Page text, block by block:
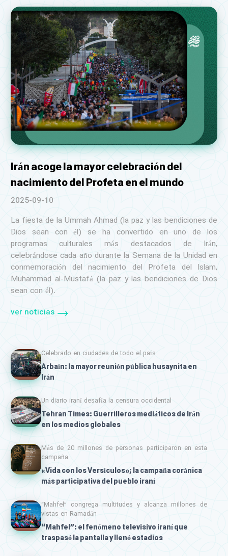
Irán acoge la mayor celebración del
nacimiento del Profeta en el mundo
2025-09-10
La fiesta de la Ummah Ahmad (la paz y las bendiciones de
Dios sean con él) se ha convertido en uno de los
programas culturales más destacados de Irán,
celebrándose cada año durante la Semana de la Unidad en
conmemoración del nacimiento del Profeta del Islam,
Muhammad al-Mustafá (la paz y las bendiciones de Dios
sean con él).
ver noticias
Celebrado en ciudades de todo el país
Arbaín: la mayor reunión pública husaynita en
Irán
Un diario iraní desafía la censura occidental
Tehran Times: Guerrilleros mediáticos de Irán
en los medios globales
Más de 20 millones de personas participaron en esta
campaña
«Vida con los Versículos»; la campaña coránica
más participativa del pueblo iraní
“Mahfel” congrega multitudes y alcanza millones de
vistas en Ramadán
“Mahfel”: el fenómeno televisivo iraní que
traspasó la pantalla y llenó estadios